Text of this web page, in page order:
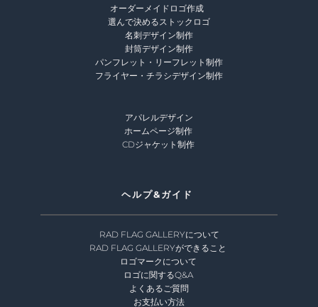
オーダーメイドロゴ作成
選んで決めるストックロゴ
名刺デザイン制作
封筒デザイン制作
パンフレット・リーフレット制作
フライヤー・チラシデザイン制作
アパレルデザイン
ホームページ制作
CDジャケット制作
ヘルプ&ガイド
RAD FLAG GALLERYについて
RAD FLAG GALLERYができること
ロゴマークについて
ロゴに関するQ&A
よくあるご質問
お支払い方法